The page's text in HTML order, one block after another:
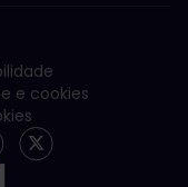
e cookies